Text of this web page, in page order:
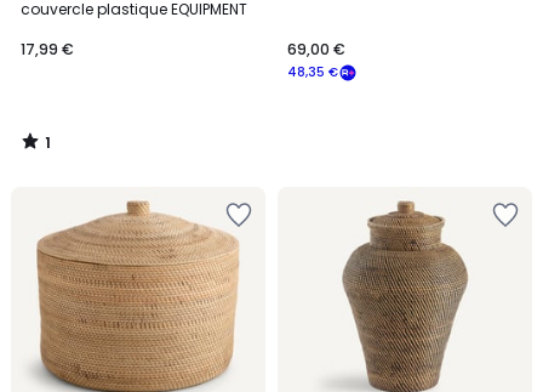
couvercle plastique EQUIPMENT
17,99 €
5
1
/
48,35 €
69,00 €